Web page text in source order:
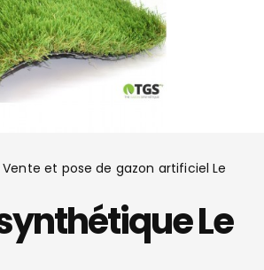
Vente et pose de gazon artificiel Le
Le